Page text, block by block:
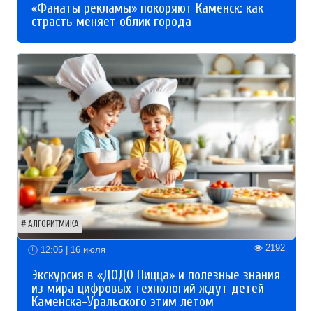
«Фанаты рекламы» покоряют Каменск: как
страсть меняет облик города
АЛГОРИТМИКА
12:05 | 16 июля 2192
Экскурсия в «ДОДО Пицца» и полезные знания
из мира цифровых технологий ждут детей
Каменска-Уральского этим летом